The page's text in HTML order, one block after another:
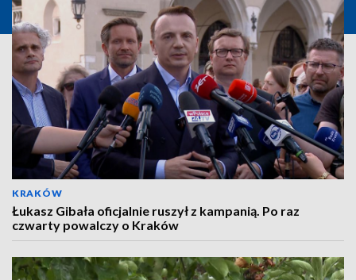
KRAKÓW
Łukasz Gibała oficjalnie ruszył z kampanią. Po raz
czwarty powalczy o Kraków